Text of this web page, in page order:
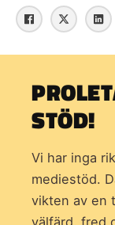
STÖD!
Vi har inga
mediestöd.
vikten av en
välfärd, fred